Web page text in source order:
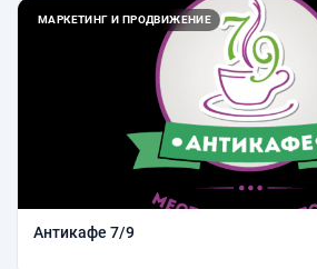
МАРКЕТИНГ И ПРОДВИЖЕНИЕ
Антикафе 7/9